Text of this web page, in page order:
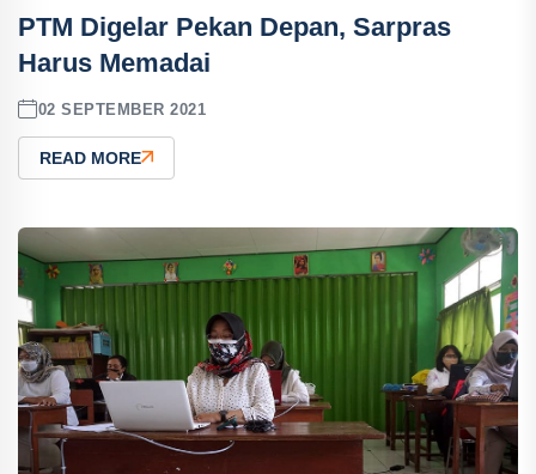
PTM Digelar Pekan Depan, Sarpras
Harus Memadai
02 SEPTEMBER 2021
READ MORE